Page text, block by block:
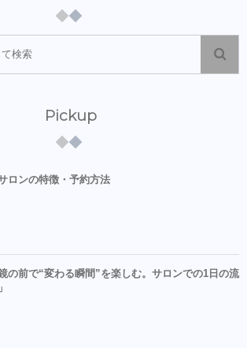
Pickup
ロンの特徴・予約方法
鏡の前で“変わる瞬間”を楽しむ。サロンでの1日の流